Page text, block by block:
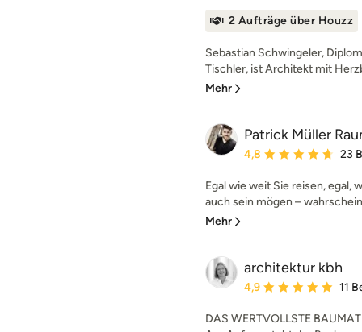
2 Aufträge über Houzz
Sebastian Schwingeler,
Tischler, ist Architekt mit
Mehr
Patrick Müller
Durchschnittliche
4,8 23
Egal wie weit Sie reisen, egal,
auch sein mögen –
Mehr
architektur kbh
Durchschnittliche
4,9 11
DAS WERTVOLLSTE